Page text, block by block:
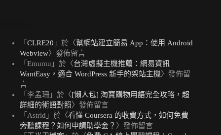
「 CLRE20 」於〈幫網站建立簡易 App：使用 Android
Webview〉發佈留言
「 Emumu 」於〈台灣虛擬主機推薦：網易資訊
WantEasy，適合 WordPress 新手的架站主機〉發佈留
言
「 李孟珊 」於〈[懶人包] 淘寶購物用語完全攻略，超
詳細的術語對照〉發佈留言
「 Astrid 」於〈看懂 Coursera 的收費方式，如何免費
旁聽課程？如何申請助學金？ 〉發佈留言